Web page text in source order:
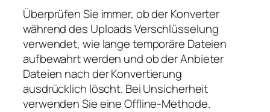
Überprüfen Sie immer, ob der Konverter
während des Uploads Verschlüsselung
verwendet, wie lange temporäre Dateien
aufbewahrt werden und ob der Anbieter
Dateien nach der Konvertierung
ausdrücklich löscht. Bei Unsicherheit
verwenden Sie eine Offline-Methode.